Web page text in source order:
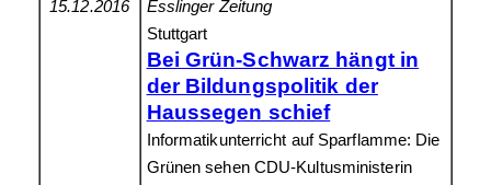
15.12.2016
Esslinger Zeitung
Stuttgart
Bei Grün-Schwarz hängt in
der Bildungspolitik der
Haussegen schief
Informatikunterricht auf Sparflamme: Die
Grünen sehen CDU-Kultusministerin